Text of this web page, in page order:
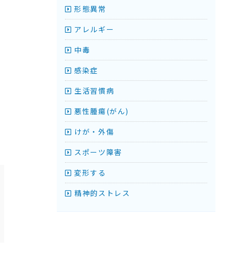
形態異常
アレルギー
中毒
感染症
生活習慣病
悪性腫瘍(がん)
けが・外傷
スポーツ障害
変形する
精神的ストレス